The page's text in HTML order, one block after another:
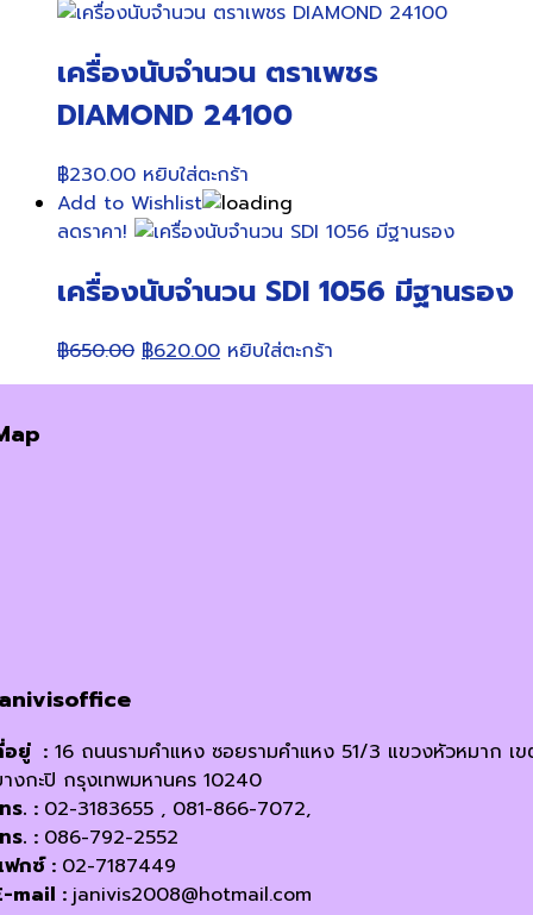
เครื่องนับจำนวน ตราเพชร
DIAMOND 24100
฿230.00 หยิบใส่ตะกร้า
Add to Wishlist
ลดราคา!
เครื่องนับจำนวน SDI 1056 มีฐานรอง
฿650.00 Original
price
฿620.00Current
price
หยิบใส่ตะกร้า
อยู่ : 16 ถนนรามคำแหง ซอยรามคำแหง 51/3 แขวงหัวหมาก เ
งกะปิ กรุงเทพมหานคร 10240
ร. : 02-3183655 , 081-866-7072,
ร. : 086-792-2552
กซ์ : 02-7187449
mail : janivis2008@hotmail.com